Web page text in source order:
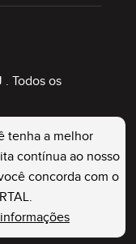
Todos os
tenha a melhor
contínua ao nosso
concorda com o